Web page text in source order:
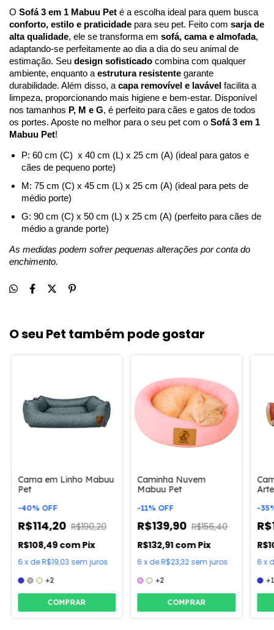
O Sofá 3 em 1 Mabuu Pet
é a escolha ideal para quem busca
conforto, estilo e praticidade para seu pet. Feito com sarja de
alta qualidade, ele se transforma em sofá, cama e almofada,
adaptando-se perfeitamente ao dia a dia do seu animal de
estimação. Seu design sofisticado combina com qualquer
ambiente, enquanto a estrutura resistente garante
durabilidade. Além disso, a capa removível e lavável facilita a
limpeza, proporcionando mais higiene e bem-estar. Disponível
nos tamanhos P, M e G, é perfeito para cães e gatos de todos
os portes. Aposte no melhor para o seu pet com o Sofá 3 em 1
Mabuu Pet!
P: 60 cm (C)  x 40 cm (L) x 25 cm (A) (ideal para gatos e
cães de pequeno porte)
M: 75 cm (C) x 45 cm (L) x 25 cm (A) (ideal para pets de
médio porte)
G: 90 cm (C) x 50 cm (L) x 25 cm (A) (perfeito para cães de
médio a grande porte)
As medidas podem sofrer pequenas alterações por conta do
enchimento.
O seu Pet também pode gostar
Cama em Linho Mabuu
Pet
-40% OFF
R$114,20 R$190,20
R$108,49com Pix
6x deR$19,03 sem juros
+2
COMPRAR
Caminha Nuvem
Mabuu Pet
-11% OFF
R$139,90 R$156,40
R$132,91comPix
6 x deR$23,32 sem juros
+2
COMPRAR
-35
6x
+1